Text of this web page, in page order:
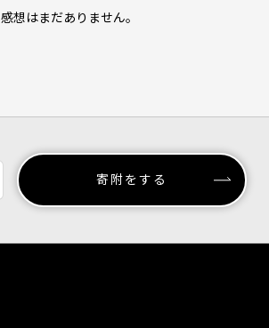
感想はまだありません。
寄附をする